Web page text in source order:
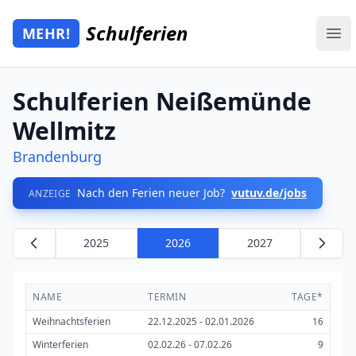
Zum Hauptinhalt springen
Mehr Schulferien
MEHR! Schulferien
Schulferien Neißemünde
Wellmitz
Brandenburg
ANZEIGE Nach den Ferien neuer Job? vutuv.de/jobs
2025 2026 2027
NAME TERMIN
TAGE*
Weihnachtsferien
22.12.2025 - 02.01.2026
16
Winterferien
02.02.26 - 07.02.26
9